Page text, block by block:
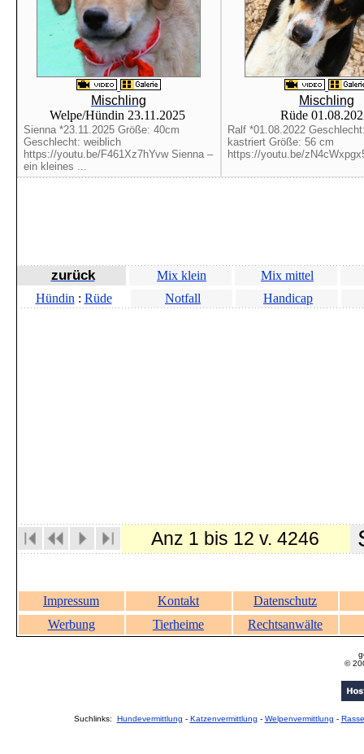
Mischling
Welpe/Hündin 23.11.2025
Sienna *23.11.2025 Größe: 40cm
Geschlecht: weiblich
https://youtu.be/F461Xz7hYvw Sienna –
ein kleines ...
Mischling
Rüde
Ralf *01.08.2022
kastriert Größe: 56 cm
https://youtu.be/
zurück Mix klein
Mix mittel
Hündin : Rüde Notfall Handicap
Anz 1 bis 12 v. 4246
Impressum Kontakt
Datenschutz
Werbung
Tierheime Rechtsanwälte
©
Suchlinks: Hundevermittlung - Katzenvermittlung - Welpenvermittlung -